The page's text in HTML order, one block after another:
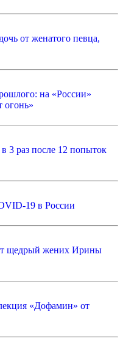
от женатого певца,
на «России»
огонь»
3 раз после 12 попыток
19 в России
щедрый жених Ирины
«Дофамин» от